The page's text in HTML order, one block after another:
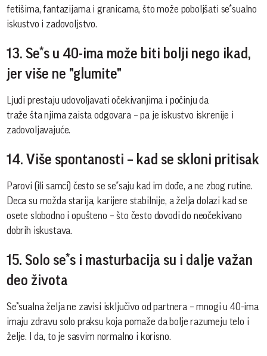
fetišima, fantazijama i granicama, što može poboljšati se*sualno
iskustvo i zadovoljstvo.
13. Se*s u 40-ima može biti bolji nego ikad,
jer više ne "glumite"
Ljudi prestaju udovoljavati očekivanjima i počinju da
traže šta njima zaista odgovara – pa je iskustvo iskrenije i
zadovoljavajuće.
14. Više spontanosti – kad se skloni pritisak
Parovi (ili samci) često se se*saju kad im dođe, a ne zbog rutine.
Deca su možda starija, karijere stabilnije, a želja dolazi kad se
osete slobodno i opušteno – što često dovodi do neočekivano
dobrih iskustava.
15. Solo se*s i masturbacija su i dalje važan
deo života
Se*sualna želja ne zavisi isključivo od partnera – mnogi u 40-ima
imaju zdravu solo praksu koja pomaže da bolje razumeju telo i
želje. I da, to je sasvim normalno i korisno.